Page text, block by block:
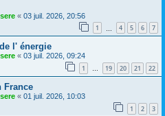
« 03 juil. 2026, 20:56
1 4 5 6 7
l' énergie
« 03 juil. 2026, 09:24
1 … 19 20 21 22
France
« 01 juil. 2026, 10:03
1 2 3